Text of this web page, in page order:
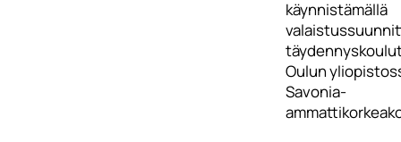
käynnistämällä
Oulun
Savonia-